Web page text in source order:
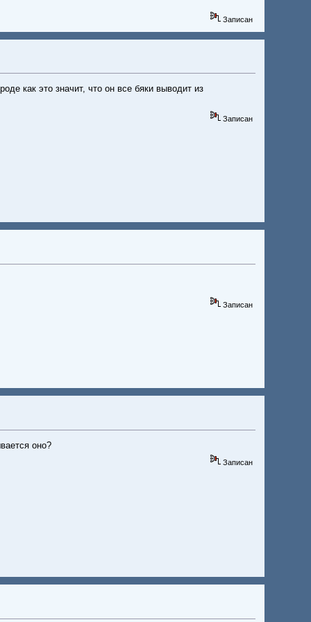
Записан
как это значит, что он все бяки выводит из
Записан
Записан
оно?
Записан